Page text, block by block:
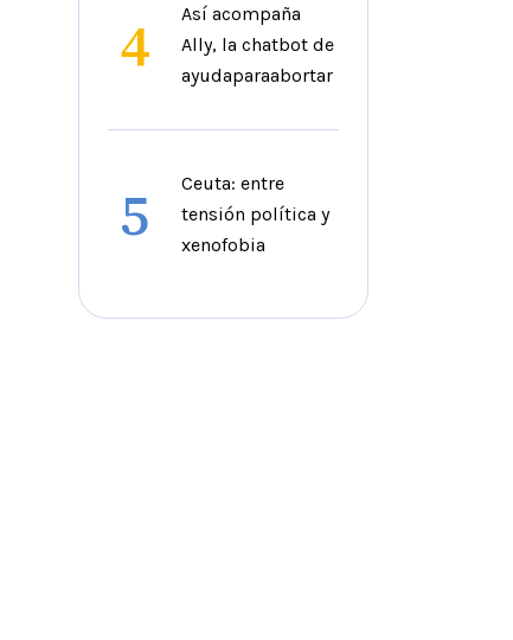
4
Así acompaña
Ally, la chatbot de
ayudaparaabortar
5
Ceuta: entre
tensión política y
xenofobia